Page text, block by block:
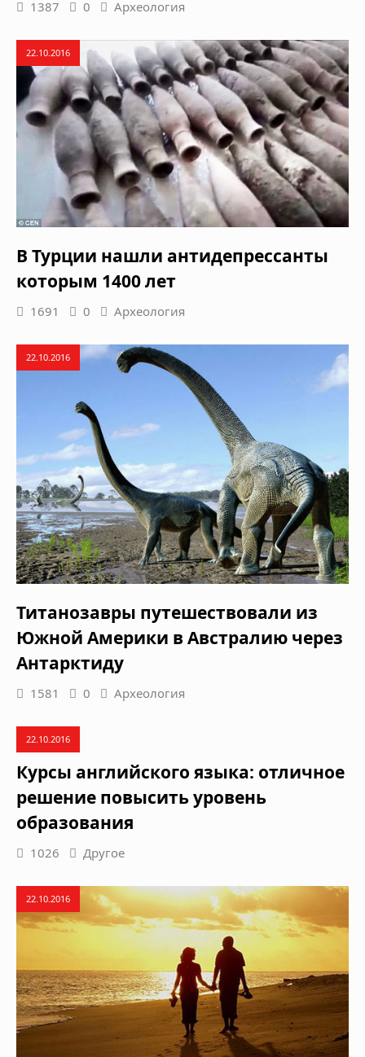
1387 0 Археология
22.10.2016
В Турции нашли антидепрессанты
которым 1400 лет
1691 0 Археология
22.10.2016
Титанозавры путешествовали из
Южной Америки в Австралию через
Антарктиду
1581 0 Археология
22.10.2016
Курсы английского языка: отличное
решение повысить уровень
образования
1026 Другое
22.10.2016